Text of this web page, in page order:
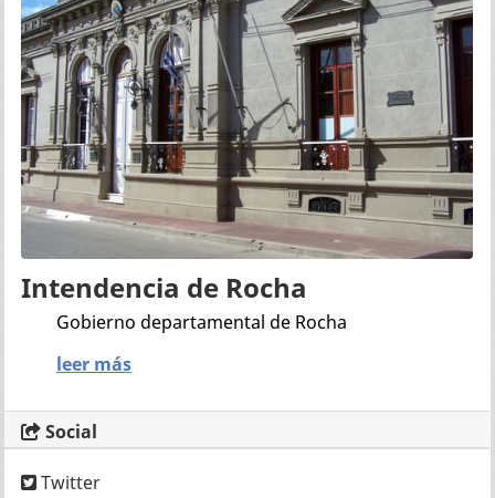
Intendencia de Rocha
Gobierno departamental de Rocha
leer más
Social
Twitter